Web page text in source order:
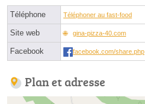
Téléphone Téléphoner au fast-food
Site web gina-pizza-40.com
Facebook facebook.com/share.php
Plan et adresse